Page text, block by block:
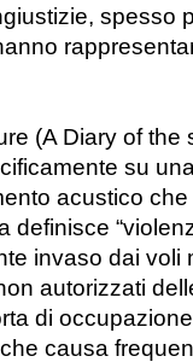
spesso
(A Diary of
su
acustico
definisce
invaso dai voli
autorizzati
di
causa